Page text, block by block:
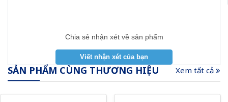
Chia sẻ nhận xét về sản phẩm
SẢN PHẨM CÙNG THƯƠNG HIỆU Xem tất cả